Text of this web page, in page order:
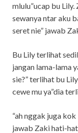
mlulu”ucap bu
sewanya ntar aku
seret nie” jawab
Bu Lily terlihat
jangan lama-lama
sie?” terlihat bu
cewe mu ya”dia
“ah nggak juga kok
jawab Zaki hati-